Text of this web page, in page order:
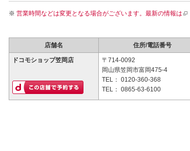
営業時間などは変更となる場合がございます。最新の情報は
店舗名 住所/電話番号
ドコモショップ笠岡店
〒714-0092
岡山県笠岡市富岡475-4
TEL： 0120-360-368
TEL： 0865-63-6100